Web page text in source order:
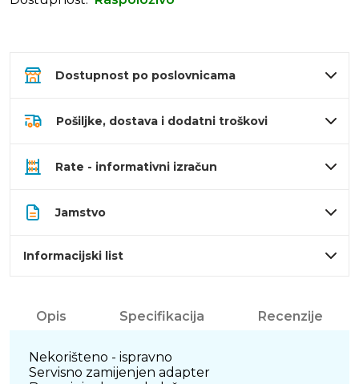
Dostupnost po poslovnicama
Pošiljke, dostava i dodatni troškovi
Rate - informativni izračun
Jamstvo
Informacijski list
Opis Specifikacija Recenzije
Nekorišteno - ispravno
Servisno zamijenjen adapter